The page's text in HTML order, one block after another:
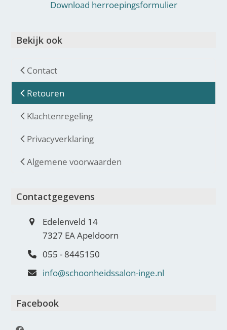
Download herroepingsformulier
Bekijk ook
Contact
Retouren
Klachtenregeling
Privacyverklaring
Algemene voorwaarden
Contactgegevens
Edelenveld 14
7327 EA Apeldoorn
055 - 8445150
info@schoonheidssalon-inge.nl
Facebook